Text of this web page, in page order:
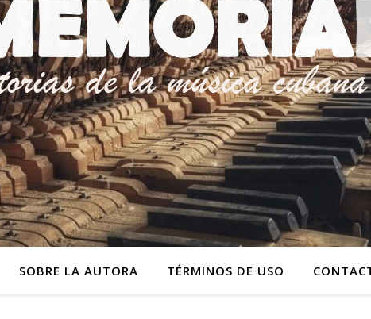
SOBRE LA AUTORA TÉRMINOS DE USO